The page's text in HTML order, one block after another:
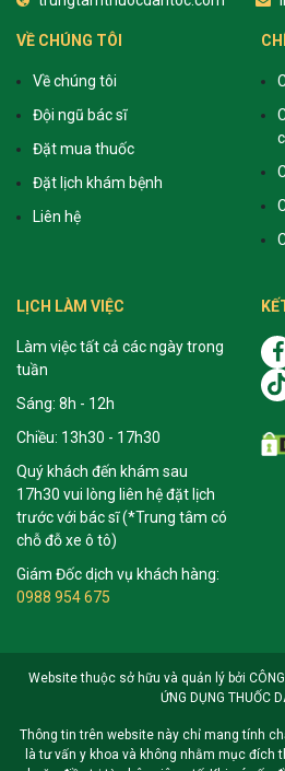
VỀ CHÚNG TÔI
Về chúng tôi
Đội ngũ bác sĩ
Đặt mua thuốc
Đặt lịch khám bệnh
Liên hệ
LỊCH LÀM VIỆC
Làm việc tất cả các ngày trong
tuần
Sáng: 8h - 12h
Chiều: 13h30 - 17h30
Quý khách đến khám sau
17h30 vui lòng liên hệ đặt lịch
trước với bác sĩ (*Trung tâm có
chỗ đỗ xe ô tô)
Giám Đốc dịch vụ khách hàng:
0988 954 675
Website thuộc sở hữu và quản lý bởi CÔNG
ỨNG DỤNG THUỐC
Thông tin trên website này chỉ mang tính
là tư vấn y khoa và không nhằm mục đích